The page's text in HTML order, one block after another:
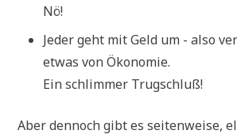
Nö!
Jeder geht mit Geld um - also
etwas von Ökonomie.
Ein schlim­mer Trugschluß!
Aber den­noch gibt es sei­ten­wei­se,